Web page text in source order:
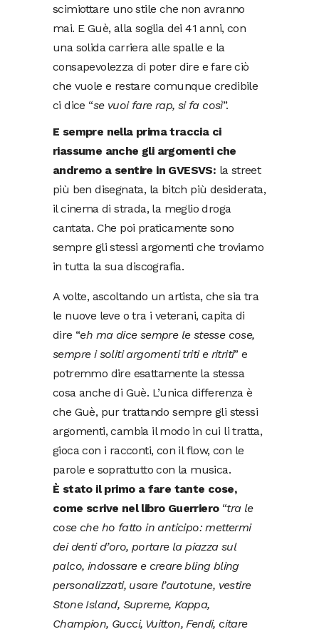
scimiottare uno stile che non avranno
mai. E Guè, alla soglia dei 41 anni, con
una solida carriera alle spalle e la
consapevolezza di poter dire e fare ciò
che vuole e restare comunque credibile
ci dice “se vuoi fare rap, si fa così”.
E sempre nella prima traccia ci
riassume anche gli argomenti che
andremo a sentire in GVESVS: la street
più ben disegnata, la bitch più desiderata,
il cinema di strada, la meglio droga
cantata. Che poi praticamente sono
sempre gli stessi argomenti che troviamo
in tutta la sua discografia.
A volte, ascoltando un artista, che sia tra
le nuove leve o tra i veterani, capita di
dire “eh ma dice sempre le stesse cose,
sempre i soliti argomenti triti e ritriti” e
potremmo dire esattamente la stessa
cosa anche di Guè. L’unica differenza è
che Guè, pur trattando sempre gli stessi
argomenti, cambia il modo in cui li tratta,
gioca con i racconti, con il flow, con le
parole e soprattutto con la musica.
È stato il primo a fare tante cose,
come scrive nel libro Guerriero“tra le
cose che ho fatto in anticipo: mettermi
dei denti d’oro, portare la piazza sul
palco, indossare e creare bling bling
personalizzati, usare l’autotune, vestire
Stone Island, Supreme, Kappa,
Champion, Gucci, Vuitton, Fendi, citare